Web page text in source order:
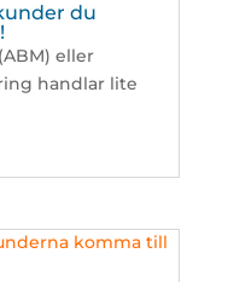
du
eller
handlar lite